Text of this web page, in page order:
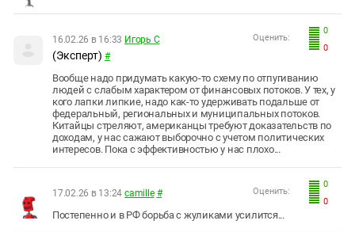
0
0
Оценить:
16.02.26 в 16:33 Игорь С
(Эксперт) #
Вообще надо придумать какую-то схему по отпугиванию
людей с слабым характером от финансовых потоков. У тех, у
кого лапки липкие, надо как-то удерживать подальше от
федеральный, региональных и муниципальных потоков.
Китайцы стреляют, американцы требуют доказательств по
доходам, у нас сажают выборочно с учетом политических
интересов. Пока с эффективностью у нас плохо...
0
0
Оценить:
17.02.26 в 13:24 camille #
Постепенно и в РФ борьба с жуликами усилится...